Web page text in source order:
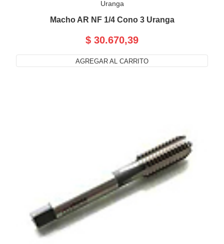
Uranga
Macho AR NF 1/4 Cono 3 Uranga
$ 30.670,39
AGREGAR AL CARRITO